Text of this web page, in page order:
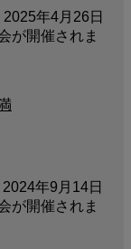
年4月26日
が開催されま
年9月14日
が開催されま